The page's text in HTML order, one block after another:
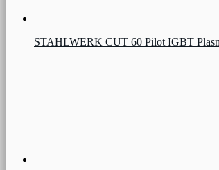
STAHLWERK CUT 60 Pilot IGBT